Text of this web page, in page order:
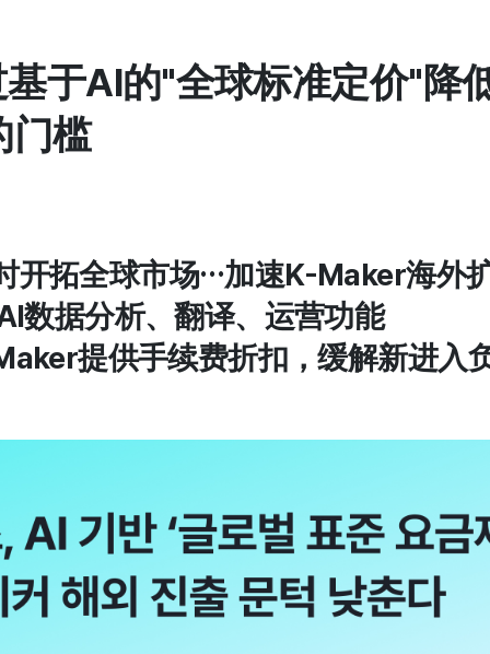
于AI的"全球标准定价"降
门槛
开拓全球市场…加速K-Maker海外
数据分析、翻译、运营功能
提供手续费折扣，缓解新进入